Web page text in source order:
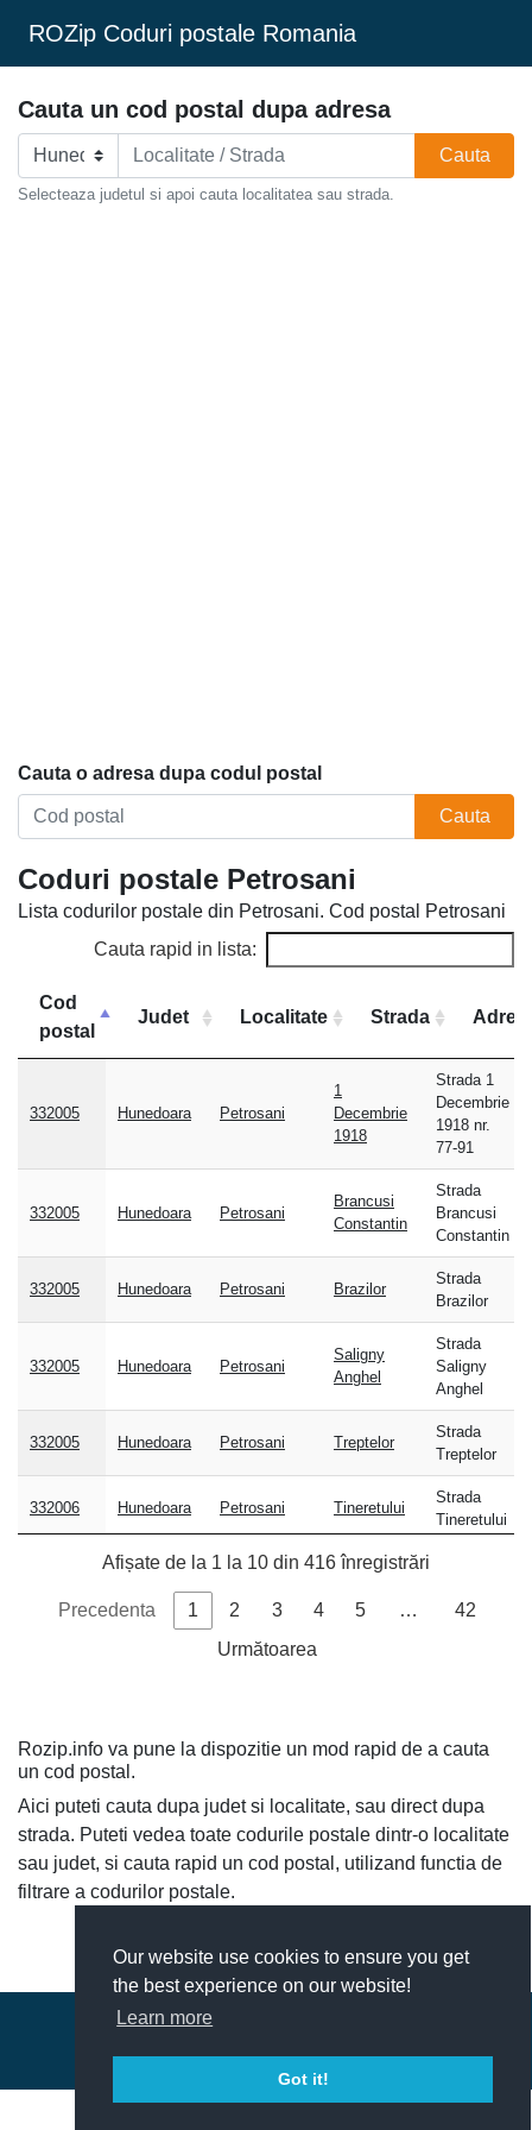
Our website use cookies to ensure you get
the best experience on our website!
Learn more
Got it!
ROZip Coduri postale Romania
Cauta un cod postal dupa adresa
Cauta
Selecteaza judetul si apoi cauta localitatea sau strada.
Cauta o adresa dupa codul postal
Cauta
Coduri postale Petrosani
Lista codurilor postale din Petrosani. Cod postal Petrosani
Cauta rapid in lista:
Cod
postal
Judet Localitate Strada
Adresa
332005 Hunedoara Petrosani
1
Decembrie
1918
Strada 1
Decembrie
1918 nr.
77-91
332005 Hunedoara Petrosani
Brancusi
Constantin
Strada
Brancusi
Constantin
332005 Hunedoara Petrosani Brazilor
Strada
Brazilor
332005 Hunedoara Petrosani
Saligny
Anghel
Strada
Saligny
Anghel
332005 Hunedoara Petrosani Treptelor
Strada
Treptelor
332006 Hunedoara Petrosani Tineretului
Strada
Tineretului
Hunedoara Petrosani Institutului
Petrosani
332007 Hunedoara
Dragalina,
Strada
Dragalina,
1-T; 2-T
332007 Hunedoara
Dragalina,
Dragalina,
Afișate de la 1 la 10 din 416 înregistrări
Precedenta 1 2 3 4 5 …
42
Următoarea
Rozip.info va pune la dispozitie un mod rapid de a cauta
un cod postal.
Aici puteti cauta dupa judet si localitate, sau direct dupa
strada. Puteti vedea toate codurile postale dintr-o localitate
sau judet, si cauta rapid un cod postal, utilizand functia de
filtrare a codurilor postale.
© 2018-2026 - ROZip.info Coduri Postale Romania
Contact|Termeni si conditii